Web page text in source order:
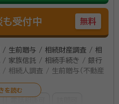
受付中 無料
/ 生前贈与 / 相続財産調査 / 相
家族信託 / 相続手続き / 銀行
相続人調査 / 生前贈与（不動産